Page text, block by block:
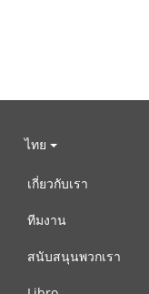
ไทย
เกี่ยวกับเรา
ทีมงาน
สนับสนุนพวกเรา